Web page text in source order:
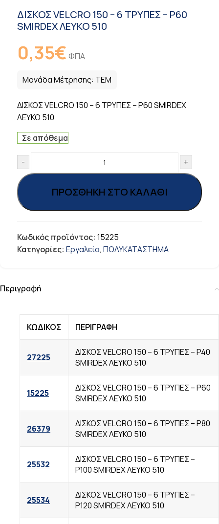
ΔΙΣΚΟΣ VELCRO 150 – 6 TΡΥΠΕΣ – P60
SMIRDEX ΛΕΥΚΟ 510
0,35€ ΦΠΑ
Μονάδα Μέτρησης: ΤΕΜ
ΔΙΣΚΟΣ VELCRO 150 – 6 TΡΥΠΕΣ – P60 SMIRDEX
ΛΕΥΚΟ 510
Σε απόθεμα
- +
ΠΡΟΣΘΉΚΗ ΣΤΟ ΚΑΛΆΘΙ
Κωδικός προϊόντος: 15225
Κατηγορίες: Εργαλεία, ΠΟΛΥΚΑΤΑΣΤΗΜΑ
Περιγραφή
ΚΩΔΙΚΟΣ ΠΕΡΙΓΡΑΦΗ
27225
ΔΙΣΚΟΣ VELCRO 150 – 6 TΡΥΠΕΣ – P40
SMIRDEX ΛΕΥΚΟ 510
15225
ΔΙΣΚΟΣ VELCRO 150 – 6 TΡΥΠΕΣ – P60
SMIRDEX ΛΕΥΚΟ 510
26379
ΔΙΣΚΟΣ VELCRO 150 – 6 TΡΥΠΕΣ – P80
SMIRDEX ΛΕΥΚΟ 510
25532
ΔΙΣΚΟΣ VELCRO 150 – 6 TΡΥΠΕΣ –
P100 SMIRDEX ΛΕΥΚΟ 510
25534
ΔΙΣΚΟΣ VELCRO 150 – 6 TΡΥΠΕΣ –
P120 SMIRDEX ΛΕΥΚΟ 510